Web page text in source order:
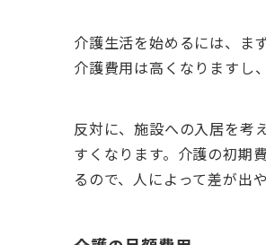
介護生活を始めるには、ま
介護費用は高くなりますし
反対に、施設への入居を考
すくなります。介護の初期
るので、人によって差が出